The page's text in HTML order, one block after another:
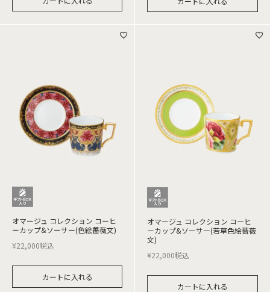
オマージュ コレクション コーヒ
ーカップ&ソーサー(色絵薔薇文)
¥22,000税込
カートに入れる
オマージュ コレクション コーヒ
ーカップ&ソーサー(若草色絵薔薇
文)
¥22,000税込
カートに入れる